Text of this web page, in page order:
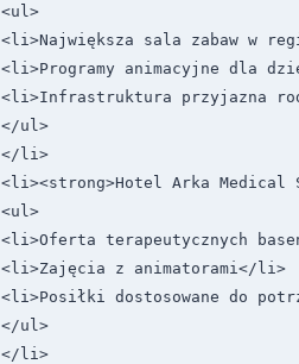
<ul>
<li>Największa sala zabaw w
<li>Programy animacyjne dla
<li>Infrastruktura przyjazna
</ul>
</li>
<li><strong>Hotel Arka Medical
<ul>
<li>Oferta terapeutycznych
<li>Zajęcia z animatorami</li>
<li>Posiłki dostosowane do
</ul>
</li>